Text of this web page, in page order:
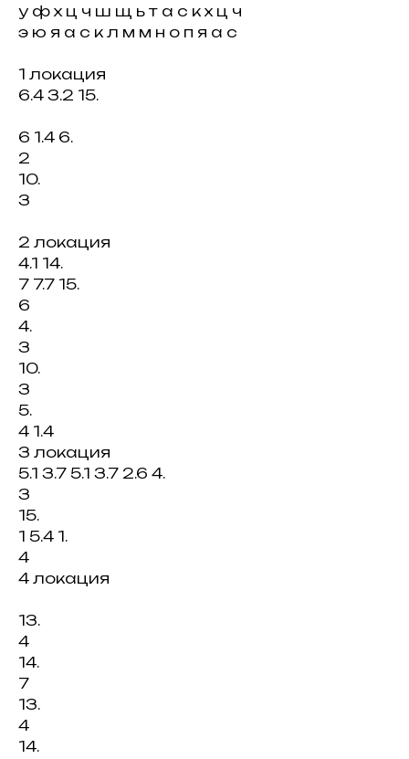
у ф х ц ч ш щ ь т а с к х ц ч
э ю я а с к л м м н о п я а с
1 локация
6.4 3.2 15.
6 1.4 6.
2
10.
3
2 локация
4.1 14.
7 7.7 15.
6
4.
3
10.
3
5.
4 1.4
3 локация
5.1 3.7 5.1 3.7 2.6 4.
3
15.
1 5.4 1.
4
4 локация
13.
4
14.
7
13.
4
14.